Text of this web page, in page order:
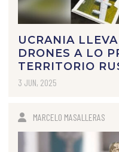
UCRANIA
DRONES A LO
TERRITORIO
3 JUN, 2025
MARCELO MASALLERAS